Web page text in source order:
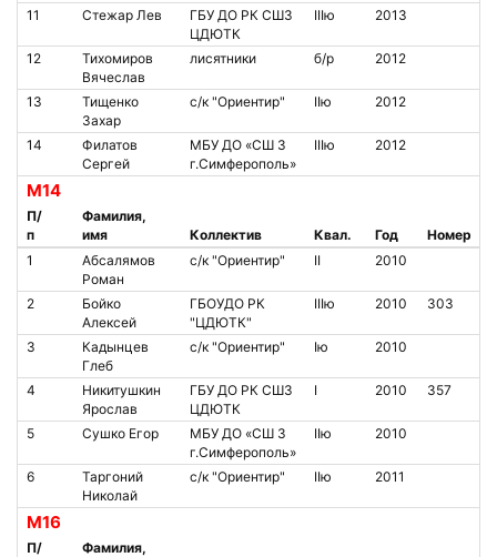
11 Стежар Лев
ГБУ ДО РК СШ3
ЦДЮТК
IIIю 2013
12
Тихомиров
Вячеслав
лисятники б/р 2012
13
Тищенко
Захар
с/к "Ориентир" IIю 2012
14
Филатов
Сергей
МБУ ДО «СШ 3
г.Симферополь»
IIIю 2012
М14
П/
п
Фамилия,
имя
Коллектив Квал. Год
Номер
1
Абсалямов
Роман
с/к "Ориентир" II 2010
2
Бойко
Алексей
ГБОУДО РК
"ЦДЮТК"
IIIю 2010 303
3
Кадынцев
Глеб
с/к "Ориентир" Iю 2010
4
Никитушкин
Ярослав
ГБУ ДО РК СШ3
ЦДЮТК
I 2010 357
5 Сушко Егор
МБУ ДО «СШ 3
г.Симферополь»
IIю 2010
6
Таргоний
Николай
с/к "Ориентир" IIю 2011
М16
П/
Фамилия,